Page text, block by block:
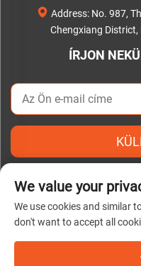
Address: No. 987,
Chengxiang District,
ÍRJON
Szerzői jog © 2025
We value your
We use cookies and similar
don't want to accept all